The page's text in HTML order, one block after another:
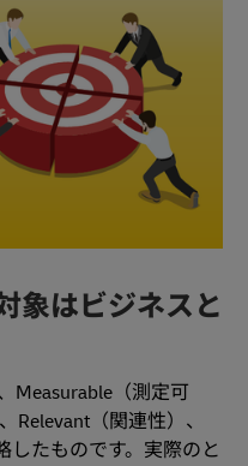
象はビジネスと
Measurable（測定可
Relevant（関連性）、
したものです。実際のと